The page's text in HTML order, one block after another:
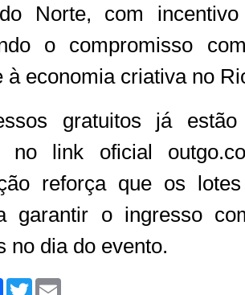
Norte, com
o compromisso
à economia criativa no
gratuitos já
no link oficial
reforça que os
garantir o ingresso
no dia do evento.
F
T